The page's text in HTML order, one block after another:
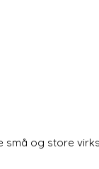
og store